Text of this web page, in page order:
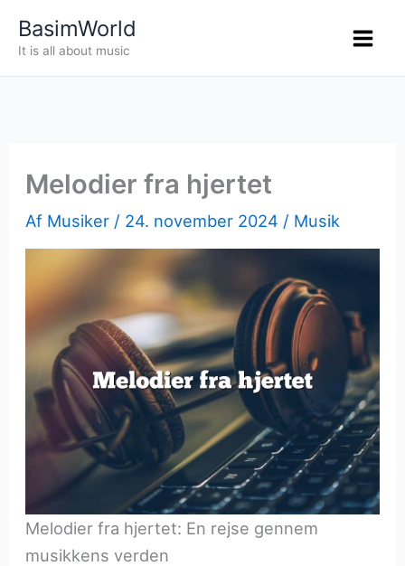
BasimWorld
It is all about music
Melodier fra hjertet
Af Musiker / 24. november 2024 / Musik
Melodier fra hjertet: En rejse gennem
musikkens verden